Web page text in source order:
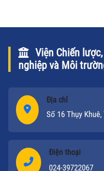
Viện Chiến
nghiệp và Môi
Địa chỉ
Số 16 Thụy
Điện thoại
024-39722067